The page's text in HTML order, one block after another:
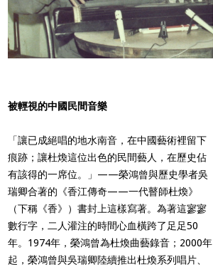
被輕視的中國民間音樂
「讓已成絕唱的地水南音，在中國藝術裡留下
痕跡；讓杜煥這位出色的民間藝人，在歷史佔
有該得的一席位。」——榮鴻曾與歷史學者吳
瑞卿合著的《香江傳奇——一代瞽師杜煥》
（下稱《香》）書封上這樣寫著。為著這寥寥
數行字，二人灌注的時間心血橫跨了足足50
年。1974年，榮鴻曾為杜煥曲藝錄音；2000年
起，榮鴻曾與吳瑞卿陸續推出杜煥系列唱片、